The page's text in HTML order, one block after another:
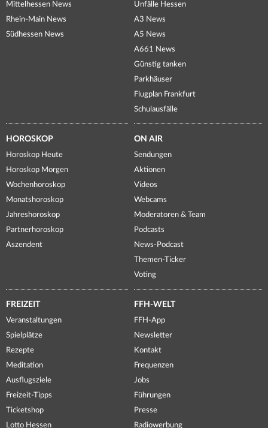
Mittelhessen News
Rhein-Main News
Südhessen News
Unfälle Hessen
A3 News
A5 News
A661 News
Günstig tanken
Parkhäuser
Flugplan Frankfurt
Schulausfälle
HOROSKOP
Horoskop Heute
Horoskop Morgen
Wochenhoroskop
Monatshoroskop
Jahreshoroskop
Partnerhoroskop
Aszendent
ON AIR
Sendungen
Aktionen
Videos
Webcams
Moderatoren & Team
Podcasts
News-Podcast
Themen-Ticker
Voting
FREIZEIT
Veranstaltungen
Spielplätze
Rezepte
Meditation
Ausflugsziele
Freizeit-Tipps
Ticketshop
Lotto Hessen
FFH-WELT
FFH-App
Newsletter
Kontakt
Frequenzen
Jobs
Führungen
Presse
Radiowerbung